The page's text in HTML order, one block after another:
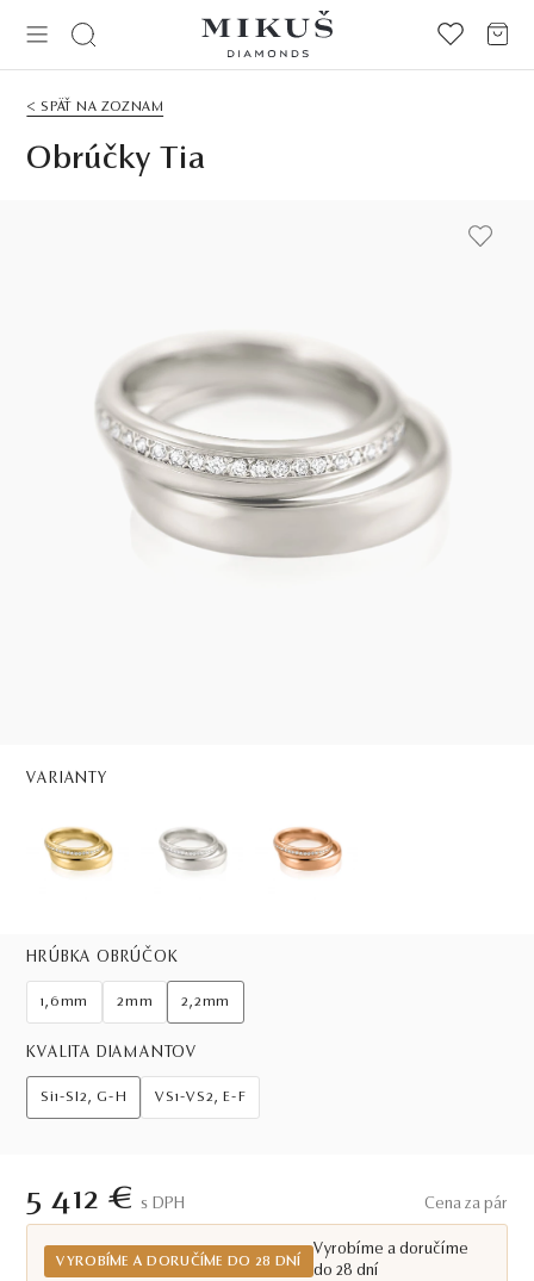
< SPÄŤ NA ZOZNAM
Obrúčky Tia
VARIANTY
HRÚBKA OBRÚČOK
1,6mm 2mm 2,2mm
KVALITA DIAMANTOV
Si1-SI2, G-H VS1-VS2, E-F
5 412 € S DPH Cena za pár
VYROBÍME A DORUČÍME DO 28 DNÍ
Vyrobíme a doručíme
do 28 dní